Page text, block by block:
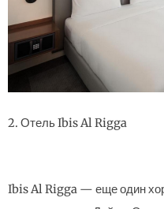
2. Отель Ibis Al Rigga
Ibis Al Rigga — еще один